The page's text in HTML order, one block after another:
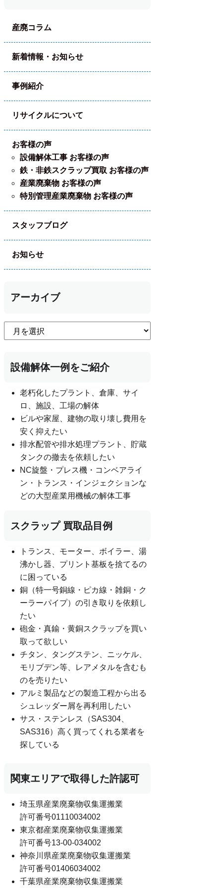
産廃コラム
新着情報・お知らせ
事例紹介
リサイクルについて
お客様の声
設備解体工事 お客様の声
鉄・非鉄スクラップ買取 お客様の声
産業廃棄物 お客様の声
特別管理産業廃棄物 お客様の声
スタッフブログ
お知らせ
アーカイブ
設備解体一例をご紹介
老朽化したプラント、倉庫、サイ
ロ、施設、工場の解体
ビルや家屋、建物の取り壊し費用を
安く抑えたい
排水配管や排水処理プラント、貯蔵
タンクの撤去を依頼したい
NC旋盤・プレス機・コンベアライ
ン・トランス・インジェクションな
どの大型産業用機械の解体工事
スクラップ 買取品目例
トランス、モーター、ボイラー、湯
沸かし器、プリント基板を捨てるの
に困っている
銅（特一号銅線・ピカ線・雑銅・ク
ーラーパイプ）の引き取りを依頼し
たい
砲金・真鍮・黄銅スクラップを買い
取って欲しい
チタン、タングステン、ニッケル、
モリブデン等、レアメタルを含むも
のを売りたい
アルミ製品などの製造工程から出る
シュレッダー屑を再利用したい
サス・ステンレス（SAS304、
SAS316）高く買ってくれる業者を
探している
関東エリアで取得した許認可
埼玉県産業廃棄物収集運搬業
許可番号01110034002
東京都産業廃棄物収集運搬業
許可番号13-00-034002
神奈川県産業廃棄物収集運搬業
許可番号01406034002
千葉県産業廃棄物収集運搬業